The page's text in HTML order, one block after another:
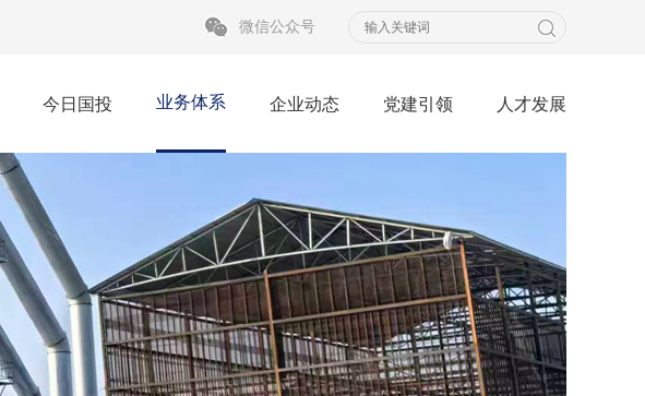
微信公众号
今日国投 业务体系 企业动态 党建引领 人才发展